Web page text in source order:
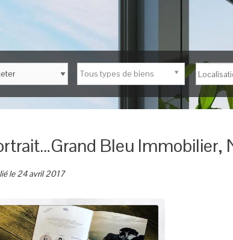
Tous types de biens
Bleu Immobilier,
le 24 avril 2017